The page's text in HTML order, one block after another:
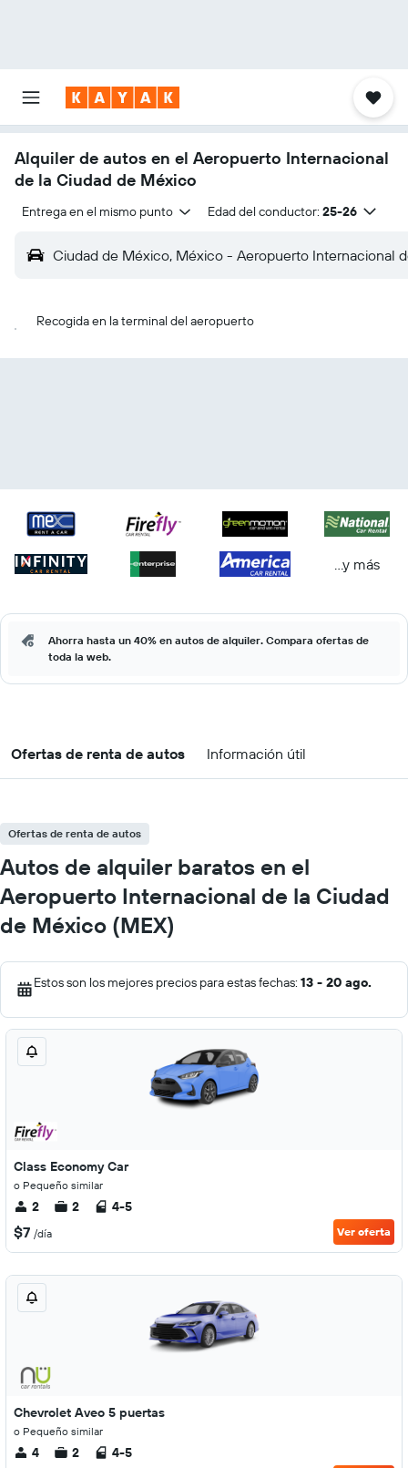
Alquiler de autos en el Aeropuerto Internacional
de la Ciudad de México
Entrega en el mismo punto Edad del conductor: 25-26
Ciudad de México, México - Aeropuerto Internacional
Recogida en la terminal del aeropuerto
...y más
Ahorra hasta un 40% en autos de alquiler. Compara ofertas de
toda la web.
Ofertas de renta de autos Información útil
Ofertas de renta de autos
Autos de alquiler baratos en el
Aeropuerto Internacional de la Ciudad
de México (MEX)
Estos son los mejores precios para estas fechas: 13 - 20 ago.
Class Economy Car
o Pequeño similar
2 2 4-5
$7 /día Ver oferta
Chevrolet Aveo 5 puertas
o Pequeño similar
4 2 4-5